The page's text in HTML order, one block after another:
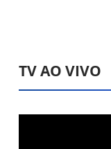
TV AO VIVO